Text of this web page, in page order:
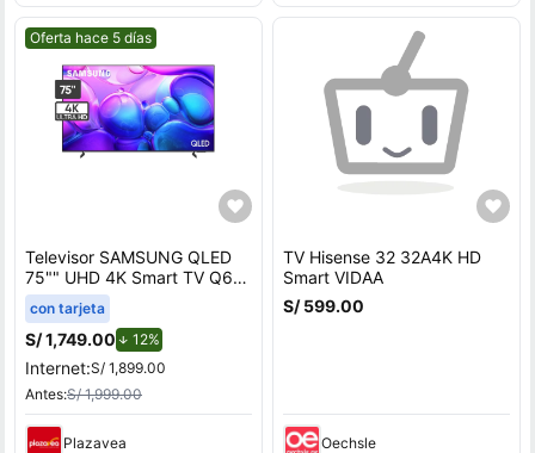
Mejor precio.
Oferta hace 5 días
Televisor SAMSUNG QLED
75"" UHD 4K Smart TV Q6
QN75Q6FAAGXPE
con tarjeta
S/ 1,749.00 12%
Internet:S/ 1,899.00
Antes:S/ 1,999.00
Plazavea
TV Hisense 32 32A4K HD
Smart VIDAA
S/ 599.00
Oechsle